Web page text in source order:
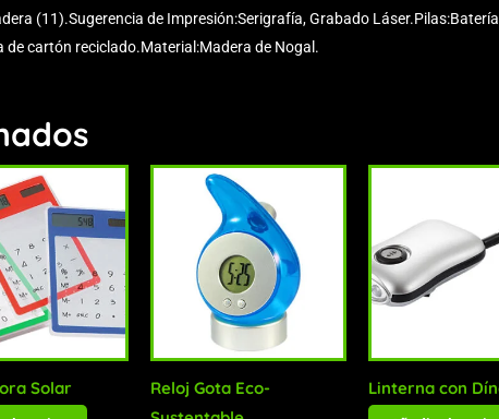
(11).Sugerencia de Impresión:Serigrafía, Grabado
cartón reciclado.Material:Madera de Nogal.
Solar
Reloj Gota Eco-
Linterna con